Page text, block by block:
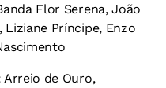
Flor Serena, João
Liziane Príncipe, Enzo
Arreio de Ouro,